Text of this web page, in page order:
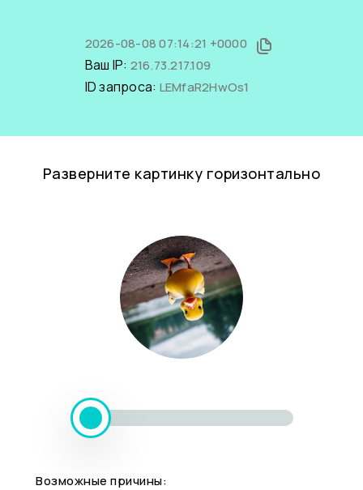
2026-08-08 07:14:21 +0000
Ваш IP: 216.73.217.109
ID запроса: LEMfaR2HwOs1
Разверните картинку горизонтально
Возможные причины: